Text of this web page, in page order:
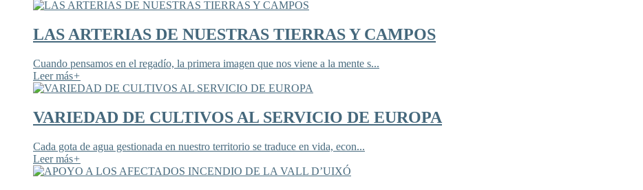
LAS ARTERIAS DE NUESTRAS TIERRAS Y CAMPOS
Cuando pensamos en el regadío, la primera imagen que nos viene a la mente s...
Leer más+
VARIEDAD DE CULTIVOS AL SERVICIO DE EUROPA
Cada gota de agua gestionada en nuestro territorio se traduce en vida, econ...
Leer más+